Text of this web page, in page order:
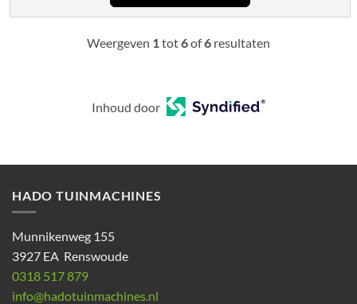
Weergeven 1tot6of6 resultaten
Inhoud door
HADO TUINMACHINES
Munnikenweg 155
3927 EA Renswoude
0318 517 879
info@hadotuinmachines.nl